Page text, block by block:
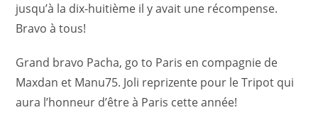
jusqu’à la dix-huitième il y avait une récompense.
Bravo à tous!
Grand bravo Pacha, go to Paris en compagnie de
Maxdan et Manu75. Joli reprizente pour le Tripot qui
aura l’honneur d’être à Paris cette année!